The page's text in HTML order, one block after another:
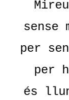
sense
per
per
és